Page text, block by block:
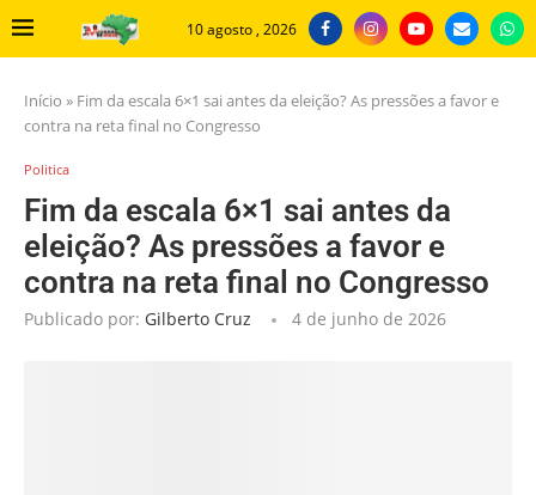
10 agosto , 2026
Início » Fim da escala 6×1 sai antes da eleição? As pressões a favor e
contra na reta final no Congresso
Politica
Fim da escala 6×1 sai antes da
eleição? As pressões a favor e
contra na reta final no Congresso
Publicado por: Gilberto Cruz 4 de junho de 2026